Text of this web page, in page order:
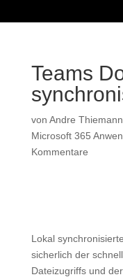
Teams
von Andre Thiemann
Microsoft 365
Kommentare
Lokal
sicherlich der
Dateizugriffs und